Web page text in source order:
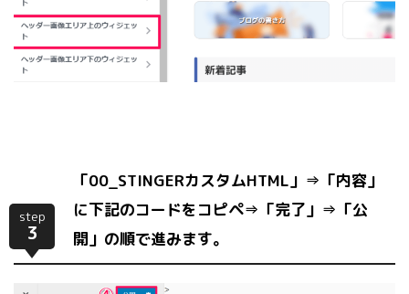
step
3
「00_STINGERカスタムHTML」⇒「内容」
に下記のコードをコピペ⇒「完了」⇒「公
開」の順で進みます。